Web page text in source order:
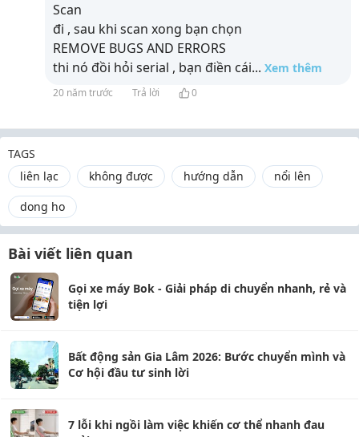
Scan
đi , sau khi scan xong bạn chọn
REMOVE BUGS AND ERRORS
thi nó đồi hỏi serial , bạn điền cái... Xem thêm
20 năm trước Trả lời 0
TAGS
liên lạc
không được hướng dẫn
nổi lên
dong ho
Bài viết liên quan
Gọi xe máy Bok - Giải pháp di chuyển nhanh, rẻ và
tiện lợi
Bất động sản Gia Lâm 2026: Bước chuyển mình và
Cơ hội đầu tư sinh lời
7 lỗi khi ngồi làm việc khiến cơ thể nhanh đau